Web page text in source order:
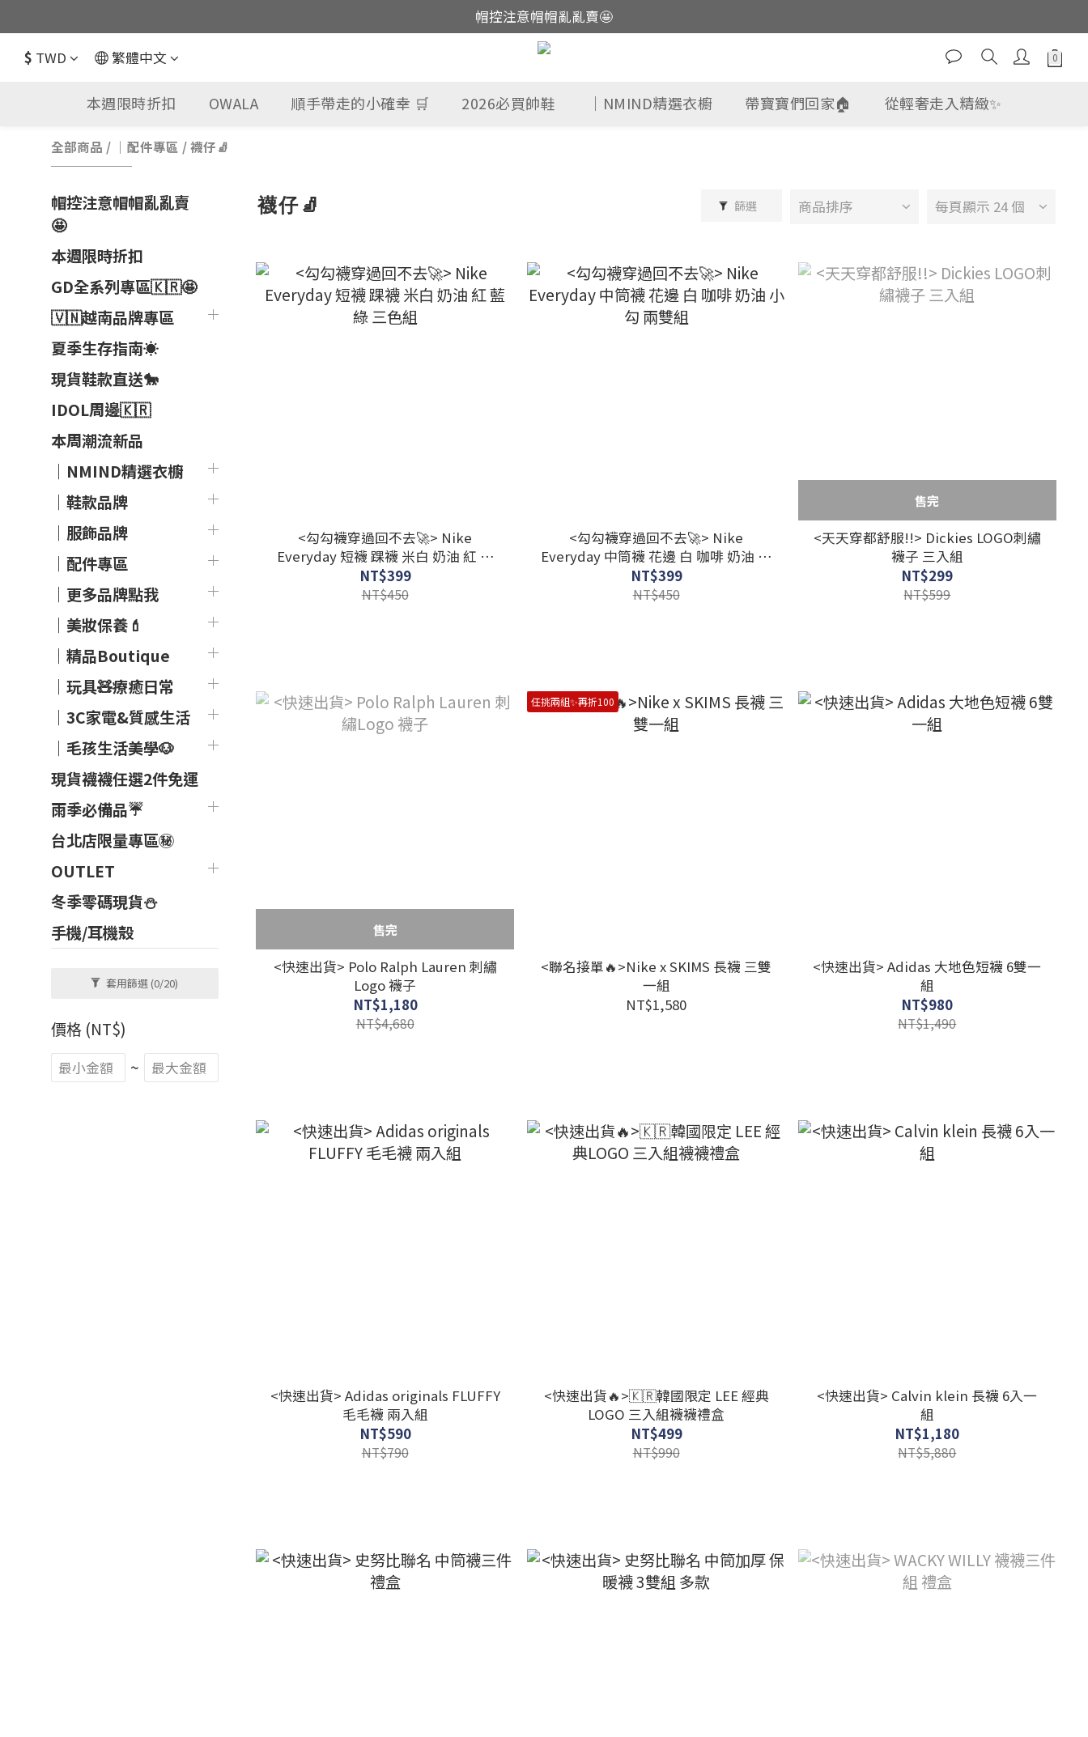
這裡現貨不用等👟
帽控注意帽帽亂亂賣🤩
這裡現貨不用等👟
$ TWD 繁體中文
本週限時折扣 OWALA 順手帶走的小確幸 🛒 2026必買帥鞋 ｜NMIND精選衣櫥 帶寶寶們回家🏠 從輕奢走入精緻✨
全部商品 / ｜配件專區 /襪仔🧦
帽控注意帽帽亂亂賣
🤩
本週限時折扣
GD全系列專區🇰🇷🤩
🇻🇳越南品牌專區
夏季生存指南☀️
現貨鞋款直送🐎
IDOL周邊🇰🇷
本周潮流新品
｜NMIND精選衣櫥
｜鞋款品牌
｜服飾品牌
｜配件專區
｜更多品牌點我
｜美妝保養💄
｜精品Boutique
｜玩具🧸療癒日常
｜3C家電&質感生活
｜毛孩生活美學🐶
現貨襪襪任選2件免運
雨季必備品☔
台北店限量專區㊙
OUTLET
冬季零碼現貨⛄
手機/耳機殼
套用篩選 (0/20)
價格 (NT$)
~
襪仔🧦 篩選 商品排序 每頁顯示 24 個
<勾勾襪穿過回不去🚀> Nike
Everyday 短襪 踝襪 米白 奶油 紅 藍
綠 三色組
NT$399
NT$450
<勾勾襪穿過回不去🚀> Nike
Everyday 中筒襪 花邊 白 咖啡 奶油 小
勾 兩雙組
NT$399
NT$450
售完
<天天穿都舒服!!> Dickies LOGO刺繡
襪子 三入組
NT$299
NT$599
售完
<快速出貨> Polo Ralph Lauren 刺繡
Logo 襪子
NT$1,180
NT$4,680
任挑兩組✨再折100
<聯名接單🔥>Nike x SKIMS 長襪 三雙
一組
NT$1,580
<快速出貨> Adidas 大地色短襪 6雙一
組
NT$980
NT$1,490
<快速出貨> Adidas originals FLUFFY
毛毛襪 兩入組
NT$590
NT$790
<快速出貨🔥>🇰🇷韓國限定 LEE 經典
LOGO 三入組襪襪禮盒
NT$499
NT$990
<快速出貨> Calvin klein 長襪 6入一
組
NT$1,180
NT$5,880